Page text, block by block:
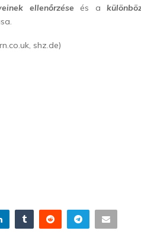
ellenőrzése és a
shz.de)